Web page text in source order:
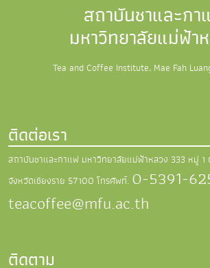
สถาบันชาและกา
มหาวิทยาลัยแม่ฟ้า
Tea and Coffee Institute, Mae Fah
ติดต่อเรา
สถาบันชาและกาแฟ มหาวิทยาลัยแม่ฟ้าหลวง 333 หมู่ 1
จังหวัดเชียงราย 57100 โทรศัพท์. 0-5391-
teacoffee@mfu.ac.th
ติดตาม